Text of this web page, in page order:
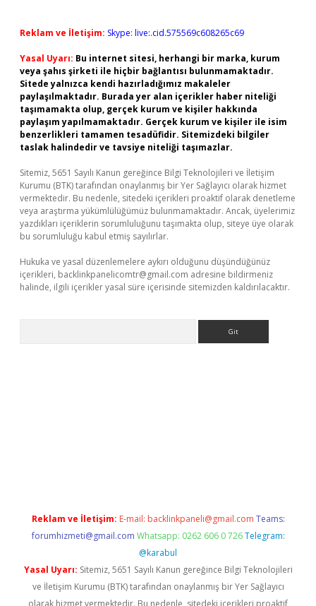
Reklam ve İletişim: Skype: live:.cid.575569c608265c69
Yasal Uyarı: Bu internet sitesi, herhangi bir marka, kurum
veya şahıs şirketi ile hiçbir bağlantısı bulunmamaktadır.
Sitede yalnızca kendi hazırladığımız makaleler
paylaşılmaktadır. Burada yer alan içerikler haber niteliği
taşımamakta olup, gerçek kurum ve kişiler hakkında
paylaşım yapılmamaktadır. Gerçek kurum ve kişiler ile isim
benzerlikleri tamamen tesadüfidir. Sitemizdeki bilgiler
taslak halindedir ve tavsiye niteliği taşımazlar.
Sitemiz, 5651 Sayılı Kanun gereğince Bilgi Teknolojileri ve İletişim
Kurumu (BTK) tarafından onaylanmış bir Yer Sağlayıcı olarak hizmet
vermektedir. Bu nedenle, sitedeki içerikleri proaktif olarak denetleme
veya araştırma yükümlülüğümüz bulunmamaktadır. Ancak, üyelerimiz
yazdıkları içeriklerin sorumluluğunu taşımakta olup, siteye üye olarak
bu sorumluluğu kabul etmiş sayılırlar.
Hukuka ve yasal düzenlemelere aykırı olduğunu düşündüğünüz
içerikleri, backlinkpanelicomtr@gmail.com adresine bildirmeniz
halinde, ilgili içerikler yasal süre içerisinde sitemizden kaldırılacaktır.
Reklam ve İletişim: E-mail: backlinkpaneli@gmail.com Teams:
forumhizmeti@gmail.com Whatsapp: 0262 606 0 726 Telegram:
@karabul
Yasal Uyarı: Sitemiz, 5651 Sayılı Kanun gereğince Bilgi Teknolojileri
ve İletişim Kurumu (BTK) tarafından onaylanmış bir Yer Sağlayıcı
olarak hizmet vermektedir. Bu nedenle, sitedeki içerikleri proaktif